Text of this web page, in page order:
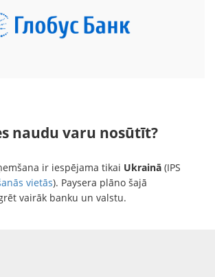
naudu varu nosūtīt?
ir iespējama tikai Ukrainā (IPS
vietās). Paysera plāno šajā
vairāk banku un valstu.